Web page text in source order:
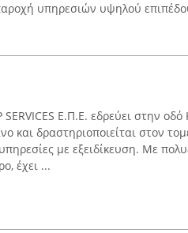
υπηρεσιών υψηλού
Ε.Π.Ε. εδρεύει στην οδό
και δραστηριοποιείται στον
με εξειδίκευση. Με
έχει ...